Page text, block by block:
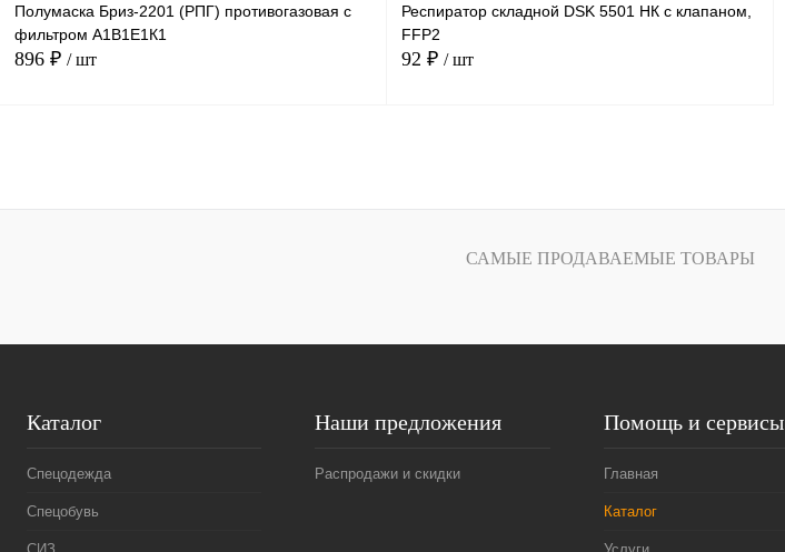
Полумаска Бриз-2201 (РПГ) противогазовая с
фильтром А1В1Е1К1
896 ₽ / шт
Купить в
Сравнение
Респиратор складной DSK 5501 НК с клапаном,
FFP2
92 ₽ / шт
Купить в
Сравнение
В избранное
В
САМЫЕ ПРОДАВАЕМЫЕ ТОВАРЫ
Каталог
Спецодежда
Спецобувь
Наши предложения
Распродажи и скидки
Помощь и сервисы
Главная
Каталог